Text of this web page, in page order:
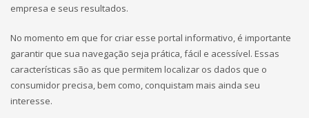
empresa e seus resultados.
No momento em que for criar esse portal informativo, é importante
garantir que sua navegação seja prática, fácil e acessível. Essas
características são as que permitem localizar os dados que o
consumidor precisa, bem como, conquistam mais ainda seu
interesse.